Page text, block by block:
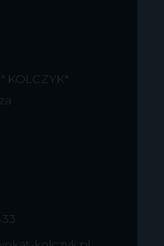
KOLCZYK"